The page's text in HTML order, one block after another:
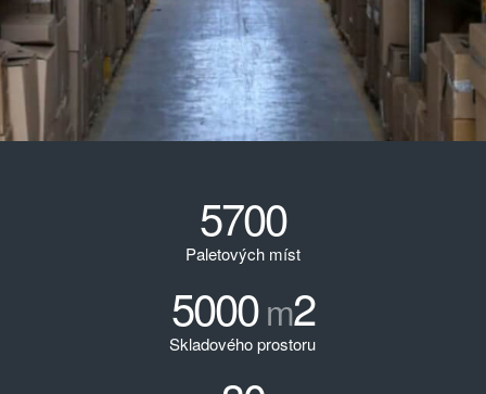
5700
Paletových míst
5000m2
Skladového prostoru